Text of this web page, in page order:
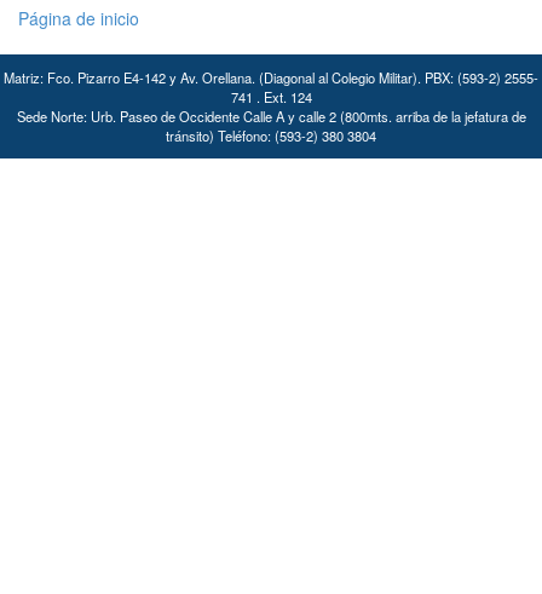
Página de inicio
Matriz: Fco. Pizarro E4-142 y Av. Orellana. (Diagonal al Colegio Militar). PBX: (593-2) 2555-
741 . Ext. 124
Sede Norte: Urb. Paseo de Occidente Calle A y calle 2 (800mts. arriba de la jefatura de
tránsito) Teléfono: (593-2) 380 3804